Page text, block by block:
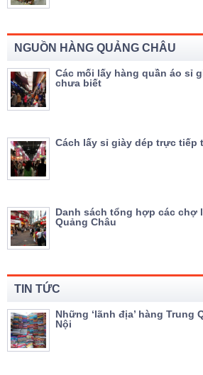
NGUỒN HÀNG QUẢNG CHÂU
Các mối lấy hàng quần áo sỉ
chưa biết
Cách lấy sỉ giày dép trực tiếp
Danh sách tổng hợp các chợ
Quảng Châu
TIN TỨC
Những ‘lãnh địa’ hàng Trung
Nội